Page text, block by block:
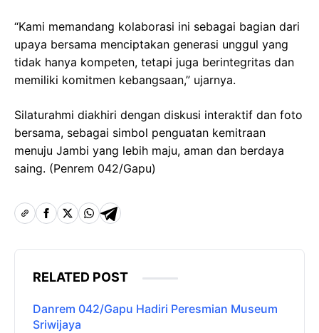
“Kami memandang kolaborasi ini sebagai bagian dari
upaya bersama menciptakan generasi unggul yang
tidak hanya kompeten, tetapi juga berintegritas dan
memiliki komitmen kebangsaan,” ujarnya.
Silaturahmi diakhiri dengan diskusi interaktif dan foto
bersama, sebagai simbol penguatan kemitraan
menuju Jambi yang lebih maju, aman dan berdaya
saing. (Penrem 042/Gapu)
RELATED POST
Danrem 042/Gapu Hadiri Peresmian Museum
Sriwijaya